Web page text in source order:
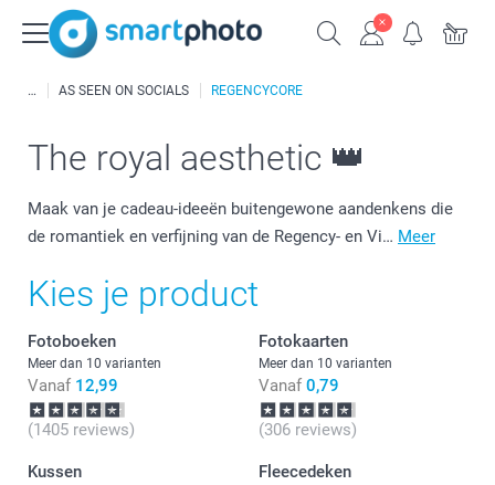
AS SEEN ON SOCIALS REGENCYCORE
The royal aesthetic 👑
Maak van je cadeau-ideeën buitengewone aandenkens die
de romantiek en verfijning van de Regency- en Vi… Meer
Kies je product
Fotoboeken
Meer dan 10 varianten
Vanaf 12,99
(1405 reviews)
Fotokaarten
Meer dan 10 varianten
Vanaf 0,79
(306 reviews)
Kussen Fleecedeken